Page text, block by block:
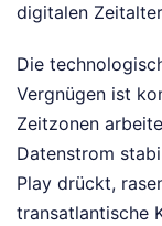
digitalen
Die
Vergnügen ist
Zeitzonen
Datenstrom
Play drückt,
transatlantische